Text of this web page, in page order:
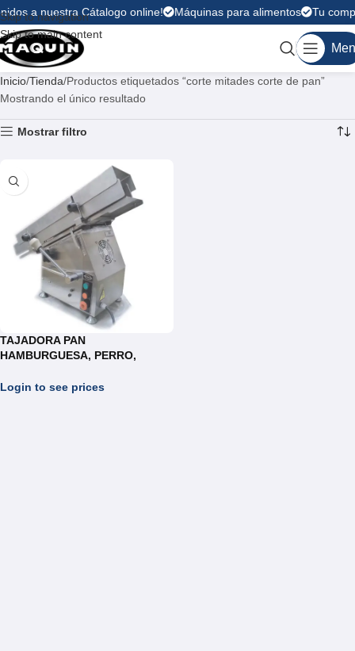
Skip to navigation
Skip to main content
a nuestra Cátalogo online! Máquinas para alimentos Tu
Inicio Tienda Productos etiquetados “corte mitades corte de pan”
Mostrando el único resultado
Mostrar filtro
TAJADORA PAN
HAMBURGUESA, PERRO,
REF.TPH032
Login to see prices